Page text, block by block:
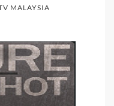
MALAYSIA